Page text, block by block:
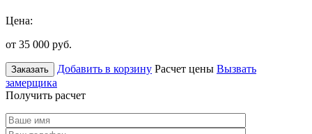
Цена:
от 35 000 руб.
Заказать Добавить в корзину Расчет цены Вызвать
замерщика
Получить расчет